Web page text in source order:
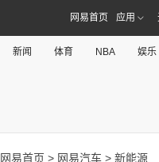
网易首页 应用
新闻 体育 NBA 娱乐
网易首页 > 网易汽车 > 新能源